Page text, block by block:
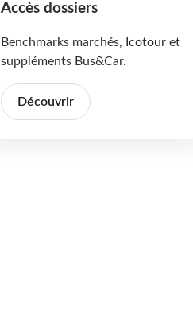
Accès dossiers
Benchmarks marchés, Icotour et
suppléments Bus&Car.
Découvrir